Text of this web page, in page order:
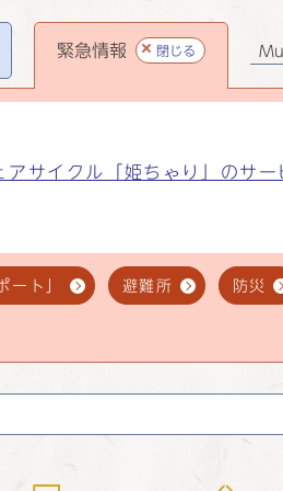
緊急情報 閉じる
アサイクル「姫ちゃり」のサ
ート」 避難所 防災